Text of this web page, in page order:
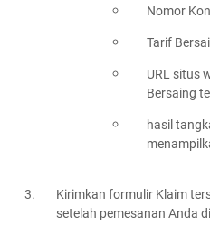
Nomor
Tarif
URL situs
Bersaing
hasil
Kirimkan formulir Klaim
setelah pemesanan Anda